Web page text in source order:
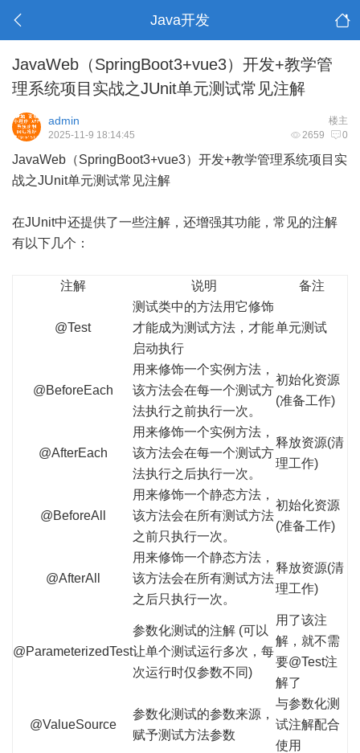
Java开发
JavaWeb（SpringBoot3+vue3）开发+教学管
理系统项目实战之JUnit单元测试常见注解
楼主
admin
2659 0
2025-11-9 18:14:45
JavaWeb（SpringBoot3+vue3）开发+教学管理系统项目实
战之JUnit单元测试常见注解
在JUnit中还提供了一些注解，还增强其功能，常见的注解
有以下几个：
注解 说明 备注
@Test
测试类中的方法用它修饰
才能成为测试方法，才能
启动执行
单元测试
@BeforeEach
用来修饰一个实例方法，
该方法会在每一个测试方
法执行之前执行一次。
初始化资源
(准备工作)
@AfterEach
用来修饰一个实例方法，
该方法会在每一个测试方
法执行之后执行一次。
释放资源(清
理工作)
@BeforeAll
用来修饰一个静态方法，
该方法会在所有测试方法
之前只执行一次。
初始化资源
(准备工作)
@AfterAll
用来修饰一个静态方法，
该方法会在所有测试方法
之后只执行一次。
释放资源(清
理工作)
@ParameterizedTest
参数化测试的注解 (可以
让单个测试运行多次，每
次运行时仅参数不同)
用了该注
解，就不需
要@Test注
解了
@ValueSource
参数化测试的参数来源，
赋予测试方法参数
与参数化测
试注解配合
使用